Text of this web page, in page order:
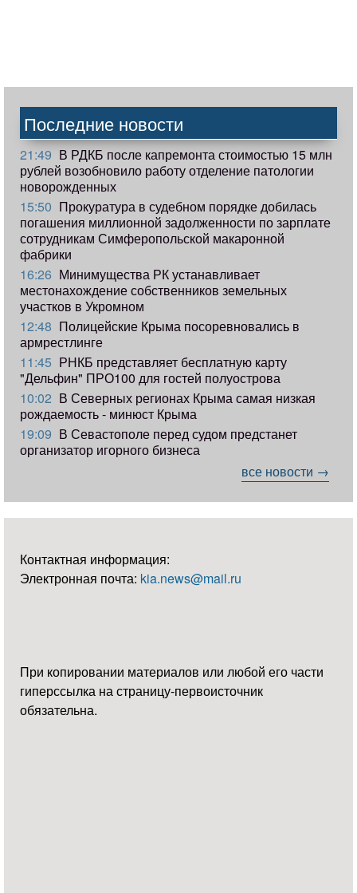
Последние новости
21:49 В РДКБ после капремонта стоимостью 15 млн
рублей возобновило работу отделение патологии
новорожденных
15:50 Прокуратура в судебном порядке добилась
погашения миллионной задолженности по зарплате
сотрудникам Симферопольской макаронной
фабрики
16:26 Минимущества РК устанавливает
местонахождение собственников земельных
участков в Укромном
12:48 Полицейские Крыма посоревновались в
армрестлинге
11:45 РНКБ представляет бесплатную карту
"Дельфин" ПРО100 для гостей полуострова
10:02 В Северных регионах Крыма самая низкая
рождаемость - минюст Крыма
19:09 В Севастополе перед судом предстанет
организатор игорного бизнеса
все новости →
Контактная информация:
Электронная почта: kia.news@mail.ru
При копировании материалов или любой его части
гиперссылка на страницу-первоисточник
обязательна.